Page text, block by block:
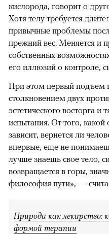
кислорода, говорит о
Хотя телу требуется
привычные проблемы
прежний вес. Меняется и
собственных
его иллюзий о контроле,
При этом первый подъем
столкновением двух
эстетического восторга и
испытания. От того, какой
зависит, вернется ли
впервые, еще не
лучше знаешь свое тело,
возвращается в горы,
философия пути», —
Природа как лекарство:
формой терапии